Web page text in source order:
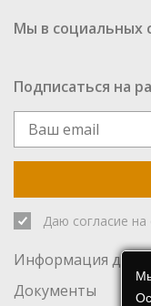
Мы в социальных
Подписаться на
Даю согласие
Информация для
Документы